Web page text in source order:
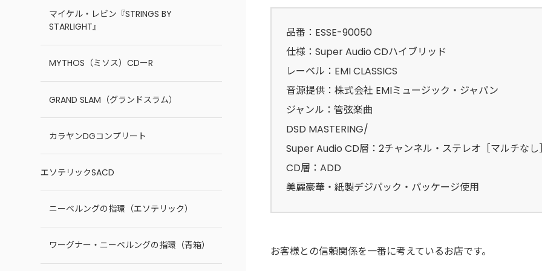
品番：ESSE-90050
仕様：Super Audio CDハイブリッド
レーベル：EMI CLASSICS
音源提供：株式会社 EMIミュージック・ジャパン
ジャンル：管弦楽曲
DSD MASTERING/
Super Audio CD層：2チャンネル・ステレオ［マルチなし
CD層：ADD
美麗豪華・紙製デジパック・パッケージ使用
お客様との信頼関係を一番に考えているお店です。
マイケル・レビン『STRINGS BY
STARLIGHT』
MYTHOS（ミソス）CDーR
GRAND SLAM（グランドスラム）
カラヤンDGコンプリート
エソテリックSACD
ニーベルングの指環（エソテリック）
ワーグナー・ニーベルングの指環（青箱）